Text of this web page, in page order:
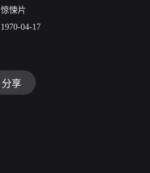
惊悚片
1970-04-17
分享